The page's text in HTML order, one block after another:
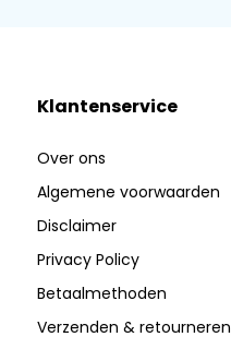
Klantenservice
Over ons
Algemene voorwaarden
Disclaimer
Privacy Policy
Betaalmethoden
Verzenden & retourneren